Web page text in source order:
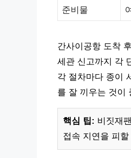
준비물
간사이공항 도착
세관 신고까지 각
각 절차마다 종이
를 잘 끼우는 것이
핵심 팁: 비짓재
접속 지연을 피